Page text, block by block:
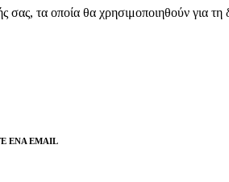
σας, τα οποία θα χρησιμοποιηθούν για τη
ΕΝΑ EMAIL